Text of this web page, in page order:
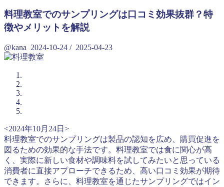
料理教室でのサンプリングは口コミ効果抜群？特
徴やメリットを解説
@kana 2024-10-24 / 2025-04-23
<2024年10月24日>
料理教室でのサンプリングは製品の認知を広め、購買促進を
図るための効果的な手法です。料理教室では食に関心が高
く、実際に新しい食材や調味料を試してみたいと思っている
消費者に直接アプローチできるため、高い口コミ効果が期待
できます。さらに、料理教室を通じたサンプリングではイン